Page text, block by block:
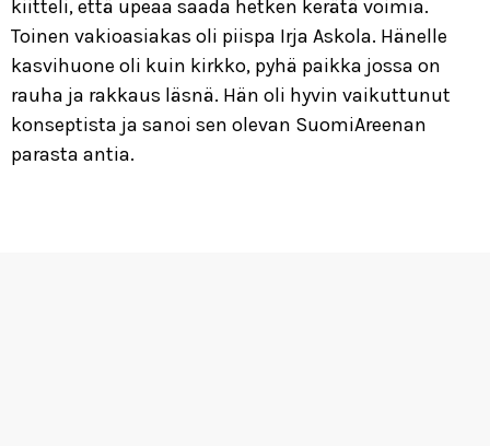
kiitteli, että upeaa saada hetken kerätä voimia.
Toinen vakioasiakas oli piispa Irja Askola. Hänelle
kasvihuone oli kuin kirkko, pyhä paikka jossa on
rauha ja rakkaus läsnä. Hän oli hyvin vaikuttunut
konseptista ja sanoi sen olevan SuomiAreenan
parasta antia.